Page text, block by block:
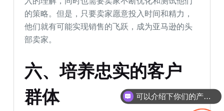
的策略。但是，只要卖家愿意投入时间和精力，
他们就有可能实现销售的飞跃，成为亚马逊的头
部卖家。
六、培养忠实的客户
群体
你们是怎么收费的呢